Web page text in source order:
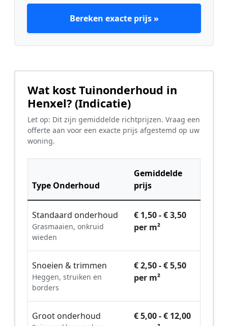
Bereken exacte prijs »
Wat kost Tuinonderhoud in
Henxel? (Indicatie)
Let op: Dit zijn gemiddelde richtprijzen. Vraag een
offerte aan voor een exacte prijs afgestemd op uw
woning.
Type Onderhoud
Gemiddelde
prijs
Standaard onderhoud
Grasmaaien, onkruid
wieden
€ 1,50 - € 3,50
per m²
Snoeien & trimmen
Heggen, struiken en
borders
€ 2,50 - € 5,50
per m²
Groot onderhoud
€ 5,00 - € 12,00